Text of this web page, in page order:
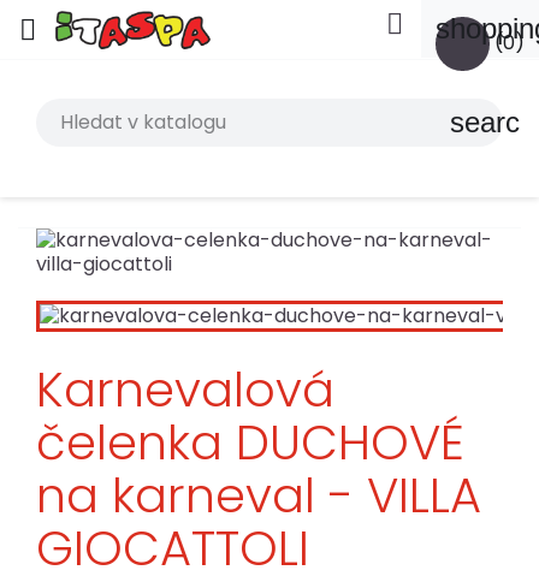
 (0)

search
Karnevalová
čelenka DUCHOVÉ
na karneval - VILLA
GIOCATTOLI